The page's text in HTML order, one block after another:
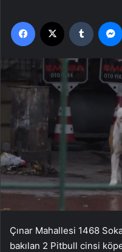
Facebook Tumblr
Çınar Mahallesi 1468
bakılan 2 Pitbull cinsi